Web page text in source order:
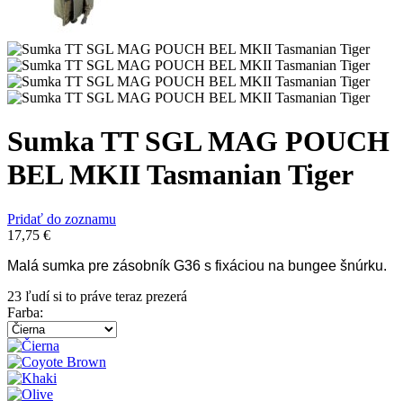
Sumka TT SGL MAG POUCH
BEL MKII Tasmanian Tiger
Pridať do zoznamu
17,75 €
Malá sumka pre zásobník G36 s fixáciou na bungee šnúrku.
23 ľudí si to práve teraz prezerá
Farba: